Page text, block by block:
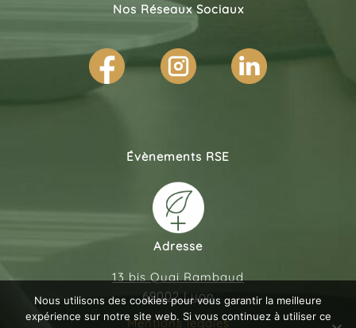
Nos Réseaux Sociaux
Évènements RSE
Adresse
13 bis Quai Rambaud
69002 Lyon
Mentions légales
Nous utilisons des cookies pour vous garantir la meilleure
expérience sur notre site web. Si vous continuez à utiliser ce